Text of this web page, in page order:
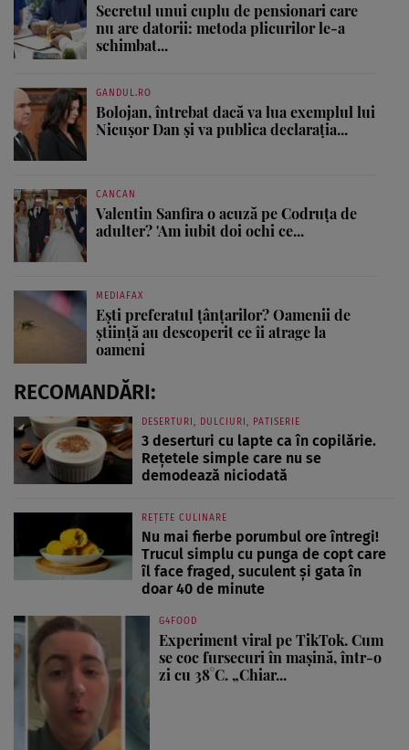
Secretul unui cuplu de pensionari care
nu are datorii: metoda plicurilor le-a
schimbat...
GANDUL.RO
Bolojan, întrebat dacă va lua exemplul lui
Nicușor Dan și va publica declarația...
CANCAN
Valentin Sanfira o acuză pe Codruța de
adulter? 'Am iubit doi ochi ce...
MEDIAFAX
Ești preferatul țânțarilor? Oamenii de
știință au descoperit ce îi atrage la
oameni
RECOMANDĂRI:
DESERTURI, DULCIURI, PATISERIE
3 deserturi cu lapte ca în copilărie.
Rețetele simple care nu se
demodează niciodată
REȚETE CULINARE
Nu mai fierbe porumbul ore întregi!
Trucul simplu cu punga de copt care
îl face fraged, suculent și gata în
doar 40 de minute
G4FOOD
Experiment viral pe TikTok. Cum
se coc fursecuri în mașină, într-o
zi cu 38°C. „Chiar...